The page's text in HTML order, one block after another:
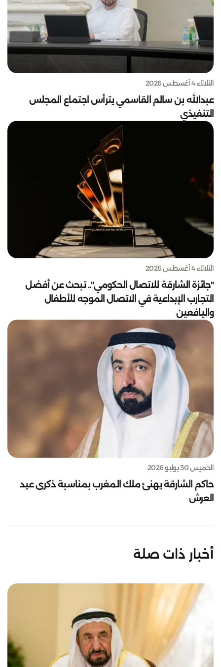
الثلاثاء 4 أغسطس 2026
عبدالله بن سالم القاسمي يترأس اجتماع المجلس
التنفيذي
الثلاثاء 4 أغسطس 2026
"جائزة الشارقة للاتصال الحكومي".. تبحث عن أفضل
التجارب الإبداعية في الاتصال الموجه للأطفال
واليافعين
الخميس 30 يوليو 2026
حاكم الشارقة يهنئ ملك المغرب بمناسبة ذكرى عيد
العرش
أخبار ذات صلة